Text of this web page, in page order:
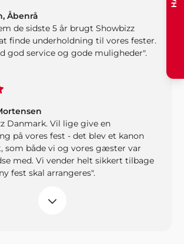
Åbenrå
de sidste 5 år brugt Showbizz
finde underholdning til vores fester.
god service og gode muligheder".
Danmark. Vil lige give en
på vores fest - det blev et kanon
som både vi og vores gæster var
med. Vi vender helt sikkert tilbage
fest skal arrangeres".